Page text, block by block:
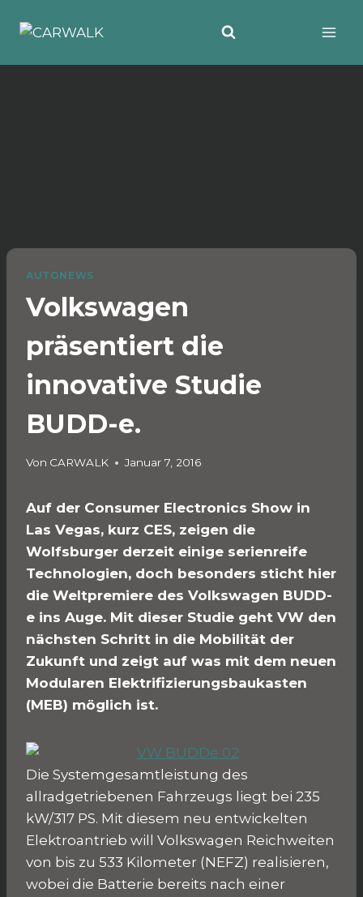
Inhalt
AUTONEWS
Volkswagen
präsentiert die
innovative Studie
BUDD-e.
Von CARWALK Januar 7, 2016
Auf der Consumer Electronics Show in
Las Vegas, kurz CES, zeigen die
Wolfsburger derzeit einige serienreife
Technologien, doch besonders sticht hier
die Weltpremiere des Volkswagen BUDD-
e ins Auge. Mit dieser Studie geht VW den
nächsten Schritt in die Mobilität der
Zukunft und zeigt auf was mit dem neuen
Modularen Elektrifizierungsbaukasten
(MEB) möglich ist.
Die Systemgesamtleistung des
allradgetriebenen Fahrzeugs liegt bei 235
kW/317 PS. Mit diesem neu entwickelten
Elektroantrieb will Volkswagen Reichweiten
von bis zu 533 Kilometer (NEFZ) realisieren,
wobei die Batterie bereits nach einer